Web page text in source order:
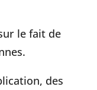
le fait de
des